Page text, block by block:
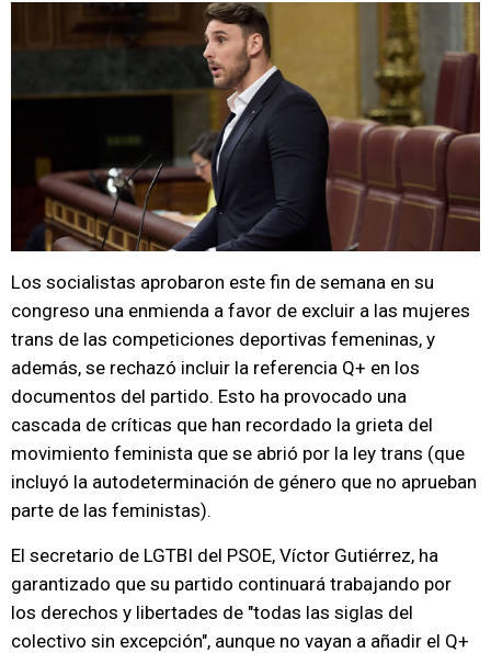
Los socialistas aprobaron este fin de semana en su
congreso una enmienda a favor de excluir a las mujeres
trans de las competiciones deportivas femeninas, y
además, se rechazó incluir la referencia Q+ en los
documentos del partido. Esto ha provocado una
cascada de críticas que han recordado la grieta del
movimiento feminista que se abrió por la ley trans (que
incluyó la autodeterminación de género que no aprueban
parte de las feministas).
El secretario de LGTBI del PSOE, Víctor Gutiérrez, ha
garantizado que su partido continuará trabajando por
los derechos y libertades de "todas las siglas del
colectivo sin excepción", aunque no vayan a añadir el Q+